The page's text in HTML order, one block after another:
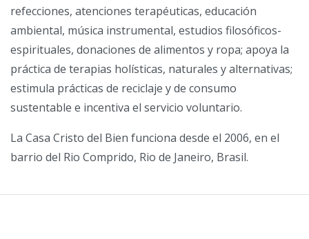
refecciones, atenciones terapéuticas, educación
ambiental, música instrumental, estudios filosóficos-
espirituales, donaciones de alimentos y ropa; apoya la
práctica de terapias holísticas, naturales y alternativas;
estimula prácticas de reciclaje y de consumo
sustentable e incentiva el servicio voluntario.
La Casa Cristo del Bien funciona desde el 2006, en el
barrio del Rio Comprido, Rio de Janeiro, Brasil.